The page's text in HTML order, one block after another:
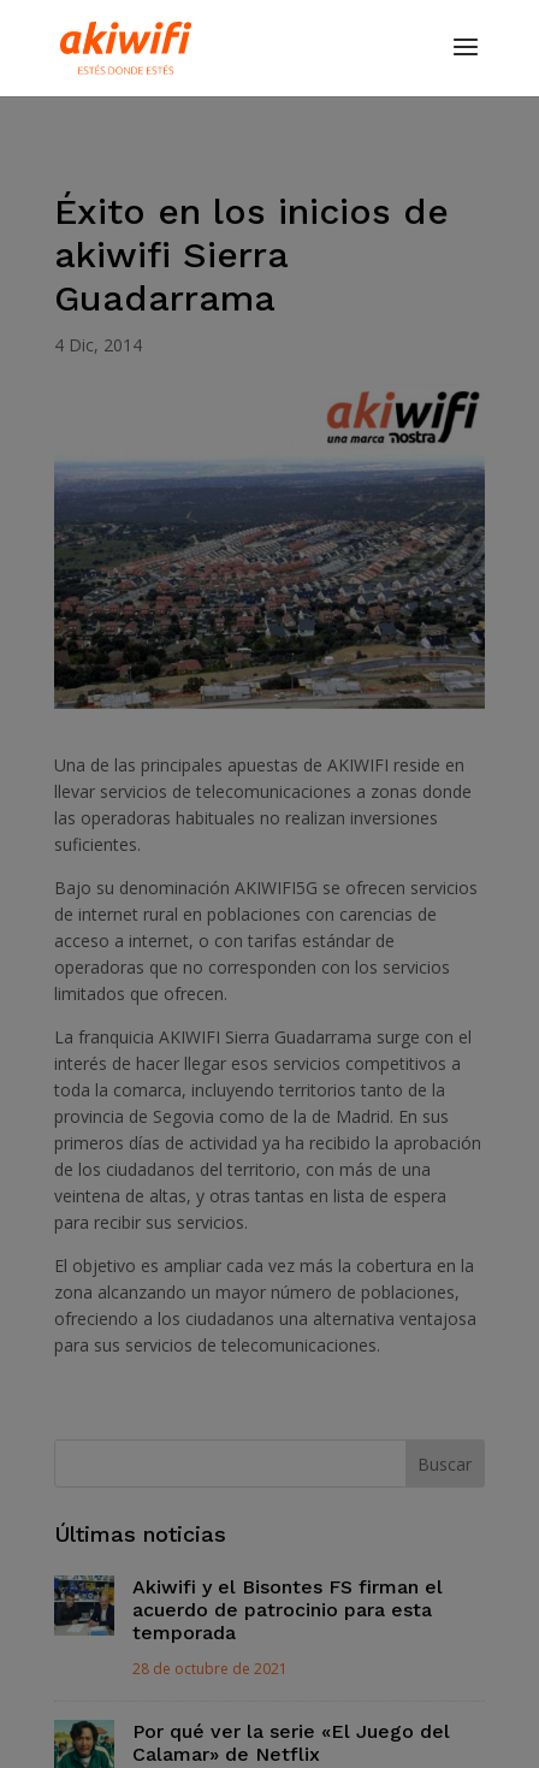
Éxito en los inicios de
akiwifi Sierra
Guadarrama
4 Dic, 2014
Una de las principales apuestas de AKIWIFI reside en
llevar servicios de telecomunicaciones a zonas donde
las operadoras habituales no realizan inversiones
suficientes.
Bajo su denominación AKIWIFI5G se ofrecen servicios
de internet rural en poblaciones con carencias de
acceso a internet, o con tarifas estándar de
operadoras que no corresponden con los servicios
limitados que ofrecen.
La franquicia AKIWIFI Sierra Guadarrama surge con el
interés de hacer llegar esos servicios competitivos a
toda la comarca, incluyendo territorios tanto de la
provincia de Segovia como de la de Madrid. En sus
primeros días de actividad ya ha recibido la aprobación
de los ciudadanos del territorio, con más de una
veintena de altas, y otras tantas en lista de espera
para recibir sus servicios.
El objetivo es ampliar cada vez más la cobertura en la
zona alcanzando un mayor número de poblaciones,
ofreciendo a los ciudadanos una alternativa ventajosa
para sus servicios de telecomunicaciones.
Últimas noticias
Akiwifi y el Bisontes FS firman el
acuerdo de patrocinio para esta
temporada
28 de octubre de 2021
Por qué ver la serie «El Juego del
Calamar» de Netflix